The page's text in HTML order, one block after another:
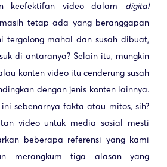
keefektifan video dalam digital
tetap ada yang beranggapan
tergolong mahal dan susah dibuat,
di antaranya? Selain itu, mungkin
konten video itu cenderung susah
dengan jenis konten lainnya.
sebenarnya fakta atau mitos, sih?
video untuk media sosial mesti
beberapa referensi yang kami
merangkum tiga alasan yang